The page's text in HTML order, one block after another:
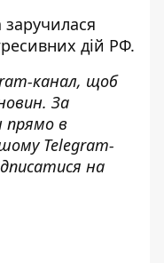
заручилася
дій РФ.
канал, щоб
За
прямо в
Telegram-
на